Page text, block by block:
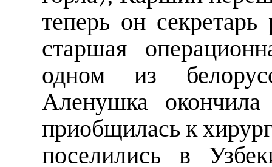
теперь он
старшая
одном из
Аленушка
приобщилась к
поселились в